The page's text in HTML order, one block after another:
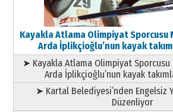
Kayakla Atlama Olimpiyat Sporcusu
Arda İplikçioğlu’nun kayak
➤ Kayakla Atlama Olimpiyat Sporcusu
Arda İplikçioğlu’nun kayak
➤ Kartal Belediyesi’nden Engelsiz
Düzenliyor